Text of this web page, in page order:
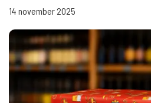
14 november 2025